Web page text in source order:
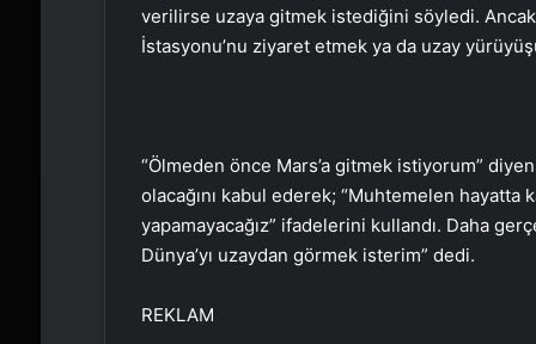
verilirse uzaya gitmek istediğini söyledi.
İstasyonu’nu ziyaret etmek ya da uzay
“Ölmeden önce Mars’a gitmek istiyorum”
olacağını kabul ederek; “Muhtemelen hayatta
yapamayacağız” ifadelerini kullandı. Daha
Dünya’yı uzaydan görmek isterim” dedi.
REKLAM